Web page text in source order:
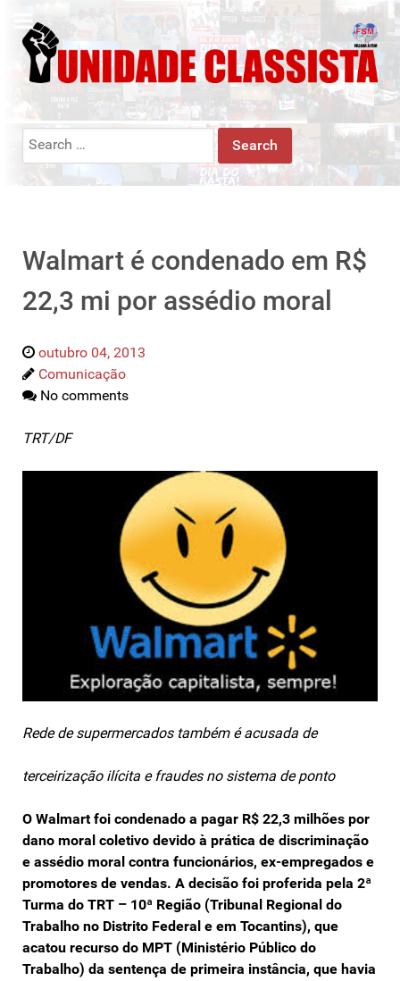
Search
Walmart é condenado em R$
22,3 mi por assédio moral
outubro 04, 2013
Comunicação
No comments
TRT/DF
Rede de supermercados também é acusada de
terceirização ilícita e fraudes no sistema de ponto
O Walmart foi condenado a pagar R$ 22,3 milhões por
dano moral coletivo devido à prática de discriminação
e assédio moral contra funcionários, ex-empregados e
promotores de vendas. A decisão foi proferida pela 2ª
Turma do TRT – 10ª Região (Tribunal Regional do
Trabalho no Distrito Federal e em Tocantins), que
acatou recurso do MPT (Ministério Público do
Trabalho) da sentença de primeira instância, que havia